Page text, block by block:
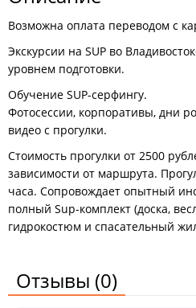
Возможна оплата переводом с
Экскурсии на SUP во
уровнем подготовки.
Обучение SUP-серфингу.
Фотосессии, корпоративы, дни
видео с прогулки.
Стоимость прогулки от 2500
зависимости от маршрута.
часа. Сопровождает опытный
полный Sup-комплект (доска,
гидрокостюм и спасательный
Отзывы (0)